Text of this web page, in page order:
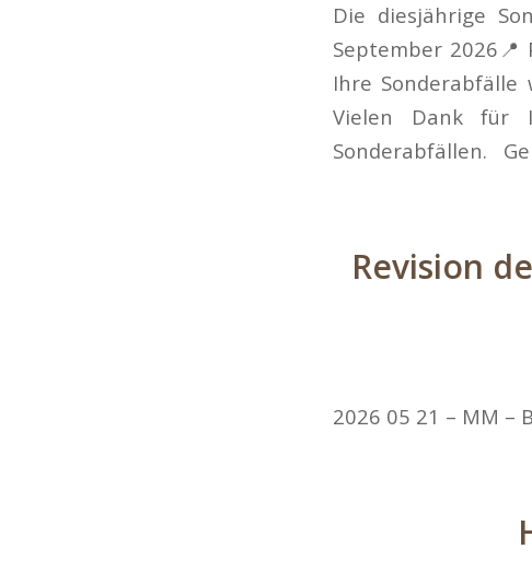
Die diesjährige
September
Ihre Sonderabfälle
Vielen Dank für
Sonderabfällen.
Revision
2026 05 21 – MM –